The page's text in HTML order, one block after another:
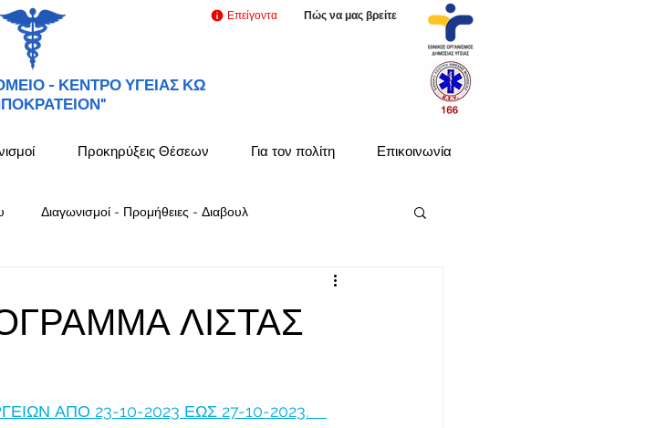
- ΚΕΝΤΡΟ ΥΓΕΙΑΣ ΚΩ
Επείγοντα Πώς να μας βρείτε
Προκηρύξεις Θέσεων Για τον πολίτη Επικοινωνία
Διαγωνισμοί - Προμήθειες - Διαβουλ
ΛΙΣΤΑΣ
ΑΠΟ 23-10-2023 ΕΩΣ 27-10-2023.